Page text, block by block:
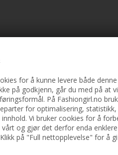
for å kunne levere både
på godkjenn, går du med på at
På Fashiongirl.no
for optimalisering, statistikk,
Vi bruker cookies for å
og gjør det derfor enda
på "Full nettopplevelse" for å